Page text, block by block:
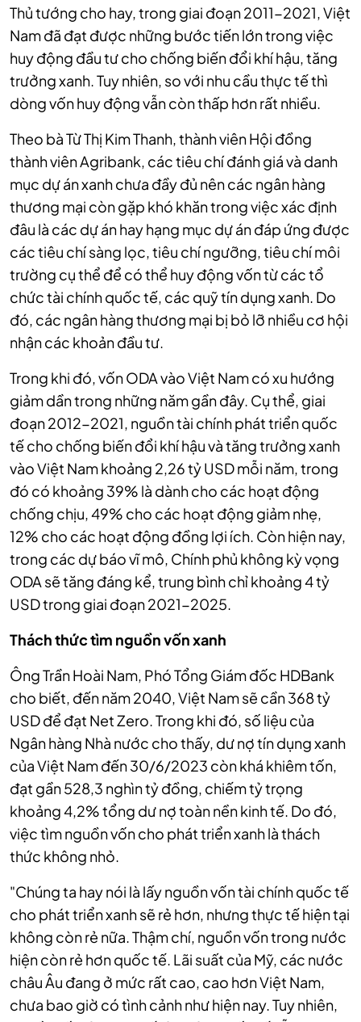
Thủ tướng cho hay, trong giai đoạn 2011-2021, Việt
Nam đã đạt được những bước tiến lớn trong việc
huy động đầu tư cho chống biến đổi khí hậu, tăng
trưởng xanh. Tuy nhiên, so với nhu cầu thực tế thì
dòng vốn huy động vẫn còn thấp hơn rất nhiều.
Theo bà Từ Thị Kim Thanh, thành viên Hội đồng
thành viên Agribank, các tiêu chí đánh giá và danh
mục dự án xanh chưa đầy đủ nên các ngân hàng
thương mại còn gặp khó khăn trong việc xác định
đâu là các dự án hay hạng mục dự án đáp ứng được
các tiêu chí sàng lọc, tiêu chí ngưỡng, tiêu chí môi
trường cụ thể để có thể huy động vốn từ các tổ
chức tài chính quốc tế, các quỹ tín dụng xanh. Do
đó, các ngân hàng thương mại bị bỏ lỡ nhiều cơ hội
nhận các khoản đầu tư.
Trong khi đó, vốn ODA vào Việt Nam có xu hướng
giảm dần trong những năm gần đây. Cụ thể, giai
đoạn 2012-2021, nguồn tài chính phát triển quốc
tế cho chống biến đổi khí hậu và tăng trưởng xanh
vào Việt Nam khoảng 2,26 tỷ USD mỗi năm, trong
đó có khoảng 39% là dành cho các hoạt động
chống chịu, 49% cho các hoạt động giảm nhẹ,
12% cho các hoạt động đồng lợi ích. Còn hiện nay,
trong các dự báo vĩ mô, Chính phủ không kỳ vọng
ODA sẽ tăng đáng kể, trung bình chỉ khoảng 4 tỷ
USD trong giai đoạn 2021-2025.
Thách thức tìm nguồn vốn xanh
Ông Trần Hoài Nam, Phó Tổng Giám đốc HDBank
cho biết, đến năm 2040, Việt Nam sẽ cần 368 tỷ
USD để đạt Net Zero. Trong khi đó, số liệu của
Ngân hàng Nhà nước cho thấy, dư nợ tín dụng xanh
của Việt Nam đến 30/6/2023 còn khá khiêm tốn,
đạt gần 528,3 nghìn tỷ đồng, chiếm tỷ trọng
khoảng 4,2% tổng dư nợ toàn nền kinh tế. Do đó,
việc tìm nguồn vốn cho phát triển xanh là thách
thức không nhỏ.
"Chúng ta hay nói là lấy nguồn vốn tài chính quốc tế
cho phát triển xanh sẽ rẻ hơn, nhưng thực tế hiện tại
không còn rẻ nữa. Thậm chí, nguồn vốn trong nước
hiện còn rẻ hơn quốc tế. Lãi suất của Mỹ, các nước
châu Âu đang ở mức rất cao, cao hơn Việt Nam,
chưa bao giờ có tình cảnh như hiện nay. Tuy nhiên,